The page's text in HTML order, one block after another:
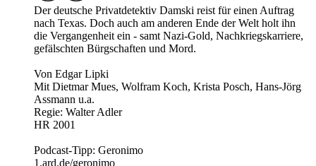
Der deutsche Privatdetektiv Damski reist für einen Auftrag
nach Texas. Doch auch am anderen Ende der Welt holt ihn
die Vergangenheit ein - samt Nazi-Gold, Nachkriegskarriere,
gefälschten Bürgschaften und Mord.
Von Edgar Lipki
Mit Dietmar Mues, Wolfram Koch, Krista Posch, Hans-Jörg
Assmann u.a.
Regie: Walter Adler
HR 2001
Podcast-Tipp: Geronimo
1.ard.de/geronimo